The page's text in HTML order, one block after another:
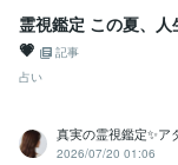
霊視鑑定 この夏、
💗
記事
占い
真実の霊視鑑定✨ア
2026/07/20 01:06